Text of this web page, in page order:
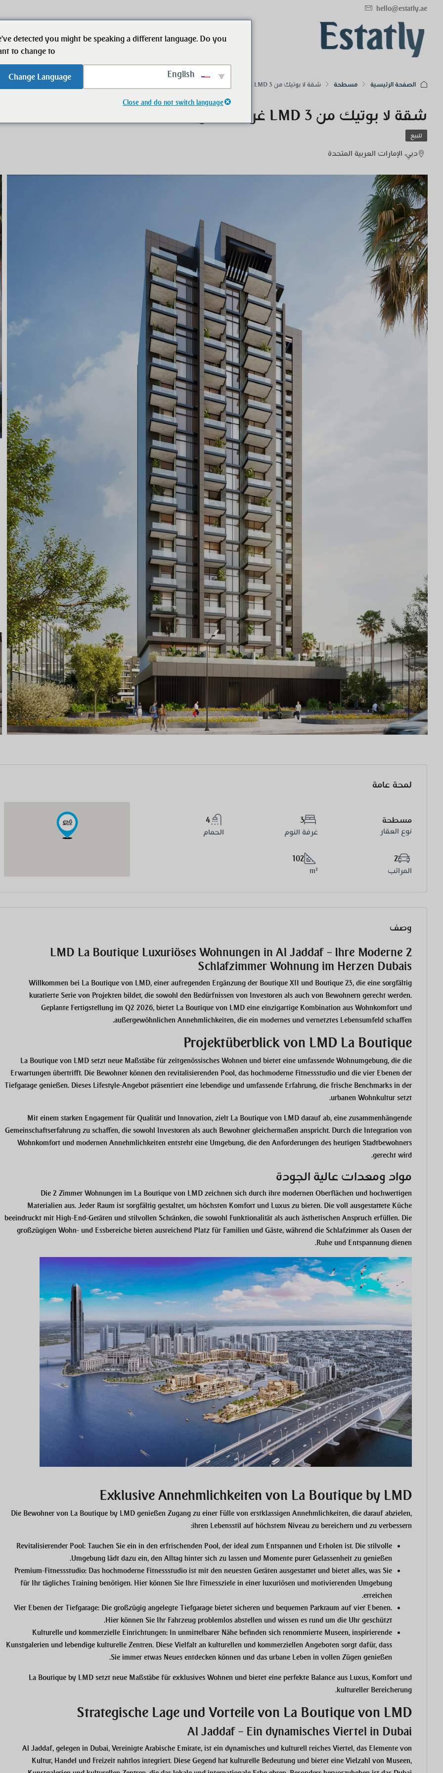
hello@estatly.ae
ابدأ العقارات الشخص الذي يمكن
الصفحة الرئيسية مسطحة شقة لا بوتيك من LMD 3 غرف حصريًا
شقة لا بوتيك من LMD 3 غرف حصريًا
للبيع
دبي، الإمارات العربية المتحدة
لمحة عامة
مسطحة
نوع العقار
3
غرفة النوم
4
الحمام
2
المرائب
102
m²
وصف
LMD La Boutique Luxuriöses Wohnungen in Al Jaddaf – Ihre Moderne 2
Schlafzimmer Wohnung im Herzen Dubais
Willkommen bei La Boutique von LMD, einer aufregenden Ergänzung der Boutique XII und Boutique 23, die eine sorgfältig
kuratierte Serie von Projekten bildet, die sowohl den Bedürfnissen von Investoren als auch von Bewohnern gerecht werden.
Geplante Fertigstellung im Q2 2026, bietet La Boutique von LMD eine einzigartige Kombination aus Wohnkomfort und
außergewöhnlichen Annehmlichkeiten, die ein modernes und vernetztes Lebensumfeld schaffen.
Projektüberblick von LMD La Boutique
La Boutique von LMD setzt neue Maßstäbe für zeitgenössisches Wohnen und bietet eine umfassende Wohnumgebung, die die
Erwartungen übertrifft. Die Bewohner können den revitalisierenden Pool, das hochmoderne Fitnessstudio und die vier Ebenen der
Tiefgarage genießen. Dieses Lifestyle-Angebot präsentiert eine lebendige und umfassende Erfahrung, die frische Benchmarks in der
urbanen Wohnkultur setzt.
Mit einem starken Engagement für Qualität und Innovation, zielt La Boutique von LMD darauf ab, eine zusammenhängende
Gemeinschaftserfahrung zu schaffen, die sowohl Investoren als auch Bewohner gleichermaßen anspricht. Durch die Integration von
Wohnkomfort und modernen Annehmlichkeiten entsteht eine Umgebung, die den Anforderungen des heutigen Stadtbewohners
gerecht wird.
مواد ومعدات عالية الجودة
Die 2 Zimmer Wohnungen im La Boutique von LMD zeichnen sich durch ihre modernen Oberflächen und hochwertigen
Materialien aus. Jeder Raum ist sorgfältig gestaltet, um höchsten Komfort und Luxus zu bieten. Die voll ausgestattete Küche
beeindruckt mit High-End-Geräten und stilvollen Schränken, die sowohl Funktionalität als auch ästhetischen Anspruch erfüllen. Die
großzügigen Wohn- und Essbereiche bieten ausreichend Platz für Familien und Gäste, während die Schlafzimmer als Oasen der
Ruhe und Entspannung dienen.
Exklusive Annehmlichkeiten von La Boutique by LMD
Die Bewohner von La Boutique by LMD genießen Zugang zu einer Fülle von erstklassigen Annehmlichkeiten, die darauf abzielen,
ihren Lebensstil auf höchstem Niveau zu bereichern und zu verbessern:
Revitalisierender Pool: Tauchen Sie ein in den erfrischenden Pool, der ideal zum Entspannen und Erholen ist. Die stilvolle
Umgebung lädt dazu ein, den Alltag hinter sich zu lassen und Momente purer Gelassenheit zu genießen.
Premium-Fitnessstudio: Das hochmoderne Fitnessstudio ist mit den neuesten Geräten ausgestattet und bietet alles, was Sie
für Ihr tägliches Training benötigen. Hier können Sie Ihre Fitnessziele in einer luxuriösen und motivierenden Umgebung
erreichen.
Vier Ebenen der Tiefgarage: Die großzügig angelegte Tiefgarage bietet sicheren und bequemen Parkraum auf vier Ebenen.
Hier können Sie Ihr Fahrzeug problemlos abstellen und wissen es rund um die Uhr geschützt.
Kulturelle und kommerzielle Einrichtungen: In unmittelbarer Nähe befinden sich renommierte Museen, inspirierende
Kunstgalerien und lebendige kulturelle Zentren. Diese Vielfalt an kulturellen und kommerziellen Angeboten sorgt dafür, dass
Sie immer etwas Neues entdecken können und das urbane Leben in vollen Zügen genießen.
La Boutique by LMD setzt neue Maßstäbe für exklusives Wohnen und bietet eine perfekte Balance aus Luxus, Komfort und
kultureller Bereicherung.
Strategische Lage und Vorteile von La Boutique von LMD
Al Jaddaf – Ein dynamisches Viertel in Dubai
Al Jaddaf, gelegen in Dubai, Vereinigte Arabische Emirate, ist ein dynamisches und kulturell reiches Viertel, das Elemente von
Kultur, Handel und Freizeit nahtlos integriert. Diese Gegend hat kulturelle Bedeutung und bietet eine Vielzahl von Museen,
detected you might be speaking a different language. Do you
to change to:
Change Language
Close and do not switch language